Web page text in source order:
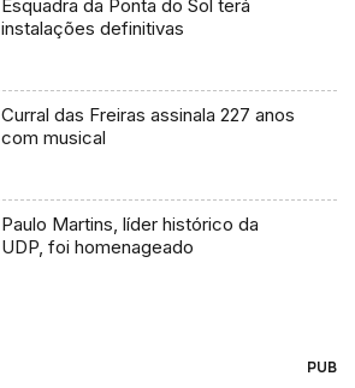
Esquadra da Ponta do Sol terá
instalações definitivas
Curral das Freiras assinala 227 anos
com musical
Paulo Martins, líder histórico da
UDP, foi homenageado
PUB